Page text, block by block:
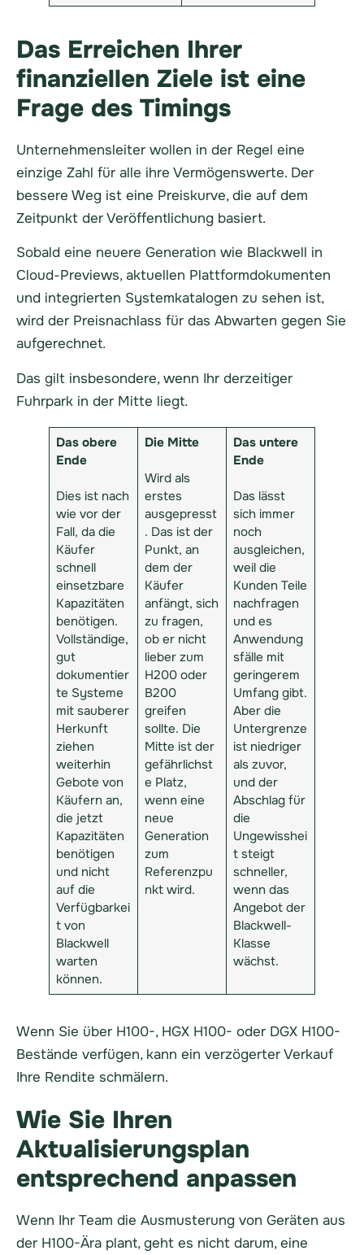
Das Erreichen Ihrer
finanziellen Ziele ist eine
Frage des Timings
Unternehmensleiter wollen in der Regel eine
einzige Zahl für alle ihre Vermögenswerte. Der
bessere Weg ist eine Preiskurve, die auf dem
Zeitpunkt der Veröffentlichung basiert.
Sobald eine neuere Generation wie Blackwell in
Cloud-Previews, aktuellen Plattformdokumenten
und integrierten Systemkatalogen zu sehen ist,
wird der Preisnachlass für das Abwarten gegen Sie
aufgerechnet.
Das gilt insbesondere, wenn Ihr derzeitiger
Fuhrpark in der Mitte liegt.
Das obere
Ende
Dies ist nach
wie vor der
Fall, da die
Käufer
schnell
einsetzbare
Kapazitäten
benötigen.
Vollständige,
gut
dokumentier
te Systeme
mit sauberer
Herkunft
ziehen
weiterhin
Gebote von
Käufern an,
die jetzt
Kapazitäten
benötigen
und nicht
auf die
Verfügbarkei
t von
Blackwell
warten
können.
Die Mitte
Wird als
erstes
ausgepresst
. Das ist der
Punkt, an
dem der
Käufer
anfängt, sich
zu fragen,
ob er nicht
lieber zum
H200 oder
B200
greifen
sollte. Die
Mitte ist der
gefährlichst
e Platz,
wenn eine
neue
Generation
zum
Referenzpu
nkt wird.
Das untere
Ende
Das lässt
sich immer
noch
ausgleichen,
weil die
Kunden Teile
nachfragen
und es
Anwendung
sfälle mit
geringerem
Umfang gibt.
Aber die
Untergrenze
ist niedriger
als zuvor,
und der
Abschlag für
die
Ungewisshei
t steigt
schneller,
wenn das
Angebot der
Blackwell-
Klasse
wächst.
Wenn Sie über H100-, HGX H100- oder DGX H100-
Bestände verfügen, kann ein verzögerter Verkauf
Ihre Rendite schmälern.
Wie Sie Ihren
Aktualisierungsplan
entsprechend anpassen
Wenn Ihr Team die Ausmusterung von Geräten aus
der H100-Ära plant, geht es nicht darum, eine